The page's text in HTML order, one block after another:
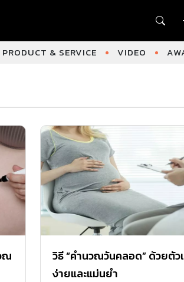
PRODUCT & SERVICE VIDEO
ณ
วิธี “คำนวณวันคลอด” ด้วยตัว
ง่ายและแม่นยำ